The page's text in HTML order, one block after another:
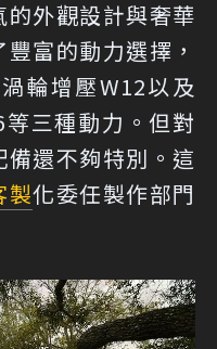
外觀設計與奢華
富的動力選擇，
輪增壓W12以及
三種動力。但對
還不夠特別。這
製化委任製作部門